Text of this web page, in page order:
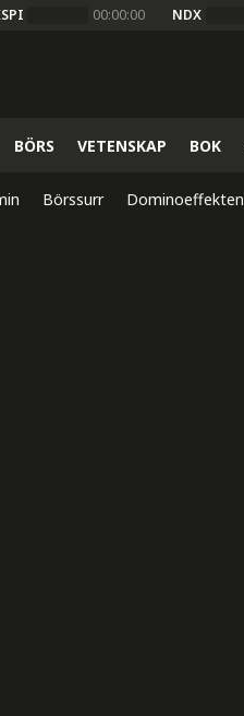
00:00:00 NDX
BÖRS VETENSKAP BOK
Börssurr Dominoeffekten